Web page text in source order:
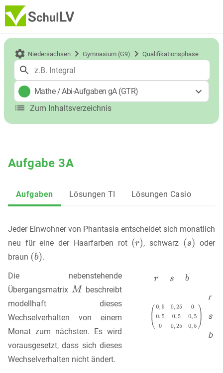
Niedersachsen Gymnasium (G9) Qualifikationsphase
Mathe/Abi-Aufgaben gA (GTR)
Zum Inhaltsverzeichnis
Aufgabe 3A
Aufgaben Lösungen TI Lösungen Casio
Jeder Einwohner von Phantasia entscheidet sich monatlich
neu für eine der Haarfarben rot
, schwarz
oder
braun
.
Die nebenstehende
Übergangsmatrix
beschreibt
modellhaft dieses
Wechselverhalten von einem
Monat zum nächsten. Es wird
vorausgesetzt, dass sich dieses
Wechselverhalten nicht ändert.
r
s
b